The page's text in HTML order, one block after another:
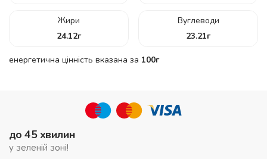
Жири
24.12г
Вуглеводи
23.21г
енергетична цінність вказана за 100г
до 45 хвилин
у зеленій зоні!